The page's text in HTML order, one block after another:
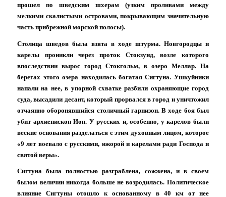
прошел по шведским шхерам (узким проливами между
мелкими скалистыми островами, покрывающим значительную
часть прибрежной морской полосы).
Столица шведов была взята в ходе штурма. Новгородцы и
карелы проникли через проток Стокзунд, возле которого
впоследствии вырос город Стокгольм, в озеро Меллар. На
берегах этого озера находилась богатая Сигтуна. Ушкуйники
напали на нее, в упорной схватке разбили охраняющие город
суда, высадили десант, который прорвался в город и уничтожил
отчаянно оборонявшийся столичный гарнизон. В ходе боя был
убит архиепископ Ион. У русских и, особенно, у карелов были
веские основания разделаться с этим духовным лицом, которое
«9 лет воевало с русскими, ижорой и карелами ради Господа и
святой веры».
Сигтуна была полностью разграблена, сожжена, и в своем
былом величии никогда больше не возродилась. Политическое
влияние Сигтуны отошло к основанному в 40 км от нее